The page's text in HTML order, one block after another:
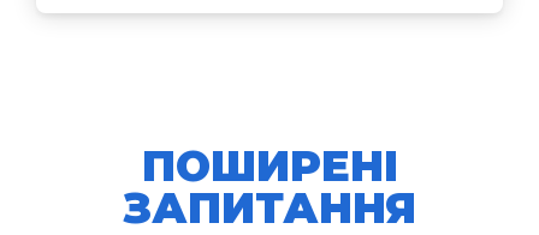
ПОШИРЕНІ
ЗАПИТАННЯ